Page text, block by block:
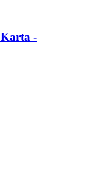
-